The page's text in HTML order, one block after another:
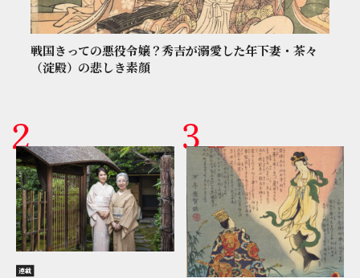
戦国きっての悪役令嬢？秀吉が溺愛した年下妻・茶々
（淀殿）の悲しき素顔
連載